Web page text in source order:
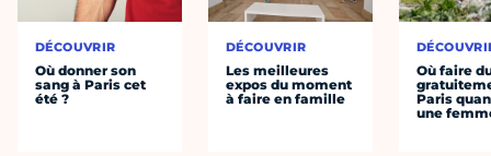
DÉCOUVRIR
Où donner son
sang à Paris cet
été ?
DÉCOUVRIR
Les meilleures
expos du moment
à faire en famille
Où faire
Paris
une